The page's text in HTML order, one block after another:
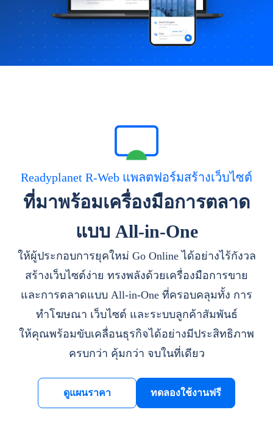
Readyplanet R-Web แพลตฟอร์มสร้างเว็บไซต์
ที่มาพร้อมเครื่องมือการตลาด
แบบ All-in-One
ให้ผู้ประกอบการยุคใหม่ Go Online ได้อย่างไร้กังวล
สร้างเว็บไซต์ง่าย ทรงพลังด้วยเครื่องมือการขาย
และการตลาดแบบ All-in-One ที่ครอบคลุมทั้ง การ
ทำโฆษณา เว็บไซต์ และระบบลูกค้าสัมพันธ์
ให้คุณพร้อมขับเคลื่อนธุรกิจได้อย่างมีประสิทธิภาพ
ครบกว่า คุ้มกว่า จบในที่เดียว
ดูแผนราคา ทดลองใช้งานฟรี